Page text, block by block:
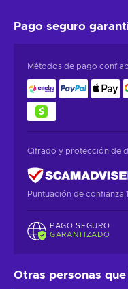
Pago seguro
Métodos de pago
Cifrado y protección de
Puntuación de confianza
PAGO SEGURO
GARANTIZADO
Otras personas